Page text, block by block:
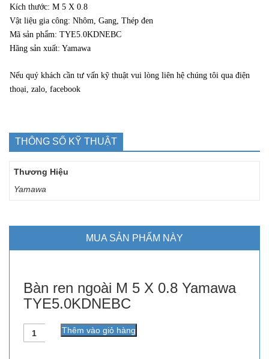
Kích thước: M 5 X 0.8
Vật liệu gia công: Nhôm, Gang, Thép đen
Mã sản phẩm: TYE5.0KDNEBC
Hãng sản xuất: Yamawa
Nếu quý khách cần tư vấn kỹ thuật vui lòng liên hệ chúng tôi qua điện
thoại, zalo, facebook
THÔNG SỐ KỸ THUẬT
Thương Hiệu
Yamawa
MUA SẢN PHẨM NÀY
Bàn ren ngoài M 5 X 0.8 Yamawa
TYE5.0KDNEBC
Số
lượng
Thêm vào giỏ hàng